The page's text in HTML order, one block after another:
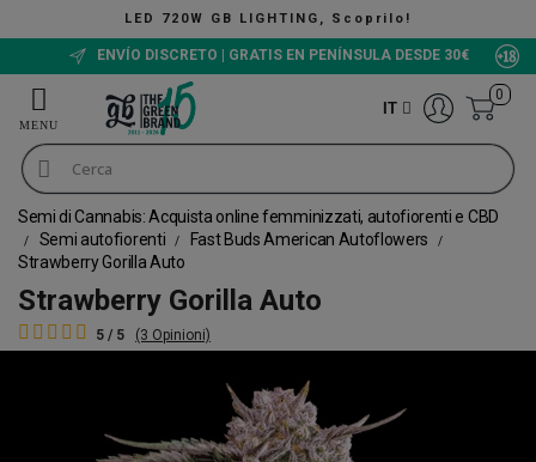
The Green
ENVÍO DISCRETO | GRATIS EN PENÍNSULA DESDE 30€
IT
0
Semi di Cannabis: Acquista online femminizzati, autofiorenti e CBD
Semi autofiorenti
Fast Buds American Autoflowers
Strawberry Gorilla Auto
Strawberry Gorilla Auto
5 / 5 (3 Opinioni)